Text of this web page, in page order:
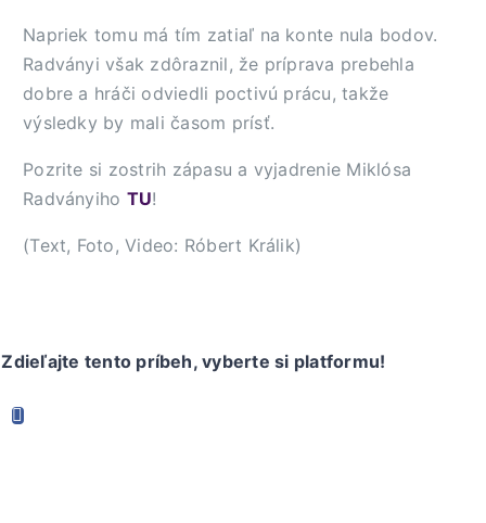
Napriek tomu má tím zatiaľ na konte nula bodov.
Radványi však zdôraznil, že príprava prebehla
dobre a hráči odviedli poctivú prácu, takže
výsledky by mali časom prísť.
Pozrite si zostrih zápasu a vyjadrenie Miklósa
Radványiho TU!
(Text, Foto, Video: Róbert Králik)
Zdieľajte tento príbeh, vyberte si platformu!